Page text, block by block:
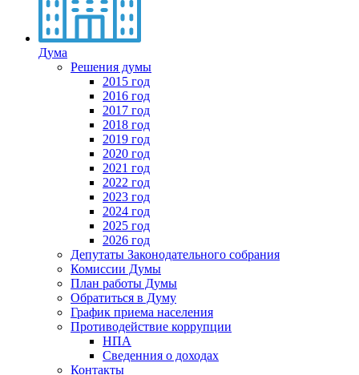
Дума
Решения думы
2015 год
2016 год
2017 год
2018 год
2019 год
2020 год
2021 год
2022 год
2023 год
2024 год
2025 год
2026 год
Депутаты Законодательного собрания
Комиссии Думы
План работы Думы
Обратиться в Думу
График приема населения
Противодействие коррупции
НПА
Сведенния о доходах
Контакты